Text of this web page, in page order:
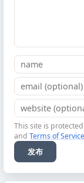
This site is
and Terms of Service
发布